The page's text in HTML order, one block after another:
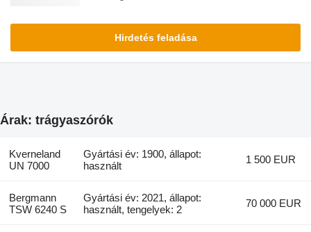
Hirdetés feladása
Árak: trágyaszórók
Kverneland
UN 7000
Gyártási év: 1900, állapot:
használt
1 500 EUR
Bergmann
TSW 6240 S
Gyártási év: 2021, állapot:
használt, tengelyek: 2
70 000 EUR